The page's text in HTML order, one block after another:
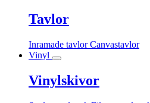
Tavlor
Inramade tavlorCanvastavlor
Vinyl
Vinylskivor